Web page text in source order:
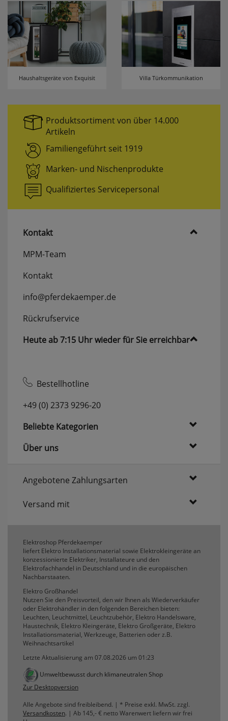
Haushaltsgeräte von Exquisit Villa Türkommunikation
Produktsortiment von über 14.000
Artikeln
Familiengeführt seit 1919
Marken- und Nischenprodukte
Qualifiziertes Servicepersonal
Kontakt
MPM-Team
Kontakt
info@pferdekaemper.de
Rückrufservice
Heute ab 7:15 Uhr wieder für Sie erreichbar
Bestellhotline
+49 (0) 2373 9296-20
Beliebte Kategorien
Über uns
Angebotene Zahlungsarten
Versand mit
Elektroshop Pferdekaemper
liefert Elektro Installationsmaterial sowie Elektrokleingeräte an
konzessionierte Elektriker, Installateure und den
Elektrofachhandel in Deutschland und in die europäischen
Nachbarstaaten.
Elektro Großhandel
Nutzen Sie den Preisvorteil, den wir Ihnen als Wiederverkäufer
oder Elektrohändler in den folgenden Bereichen bieten:
Leuchten, Leuchtmittel, Leuchtzubehör, Elektro Handelsware,
Haustechnik, Elektro Kleingeräte, Elektro Großgeräte, Elektro
Installationsmaterial, Werkzeuge, Batterien oder z.B.
Weihnachtsartikel
Letzte Aktualisierung am 07.08.2026 um 01:23
Umweltbewusst durch klimaneutralen Shop
Zur Desktopversion
Alle Angebote sind freibleibend. | * Preise exkl. MwSt. zzgl.
Versandkosten. | Ab 145,- € netto Warenwert liefern wir frei